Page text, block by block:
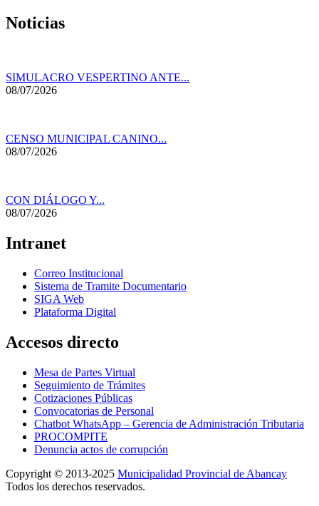
Noticias
SIMULACRO VESPERTINO ANTE...
08/07/2026
CENSO MUNICIPAL CANINO...
08/07/2026
CON DIÁLOGO Y...
08/07/2026
Intranet
Correo Institucional
Sistema de Tramite Documentario
SIGA Web
Plataforma Digital
Accesos directo
Mesa de Partes Virtual
Seguimiento de Trámites
Cotizaciones Públicas
Convocatorias de Personal
Chatbot WhatsApp – Gerencia de Administración Tributaria
PROCOMPITE
Denuncia actos de corrupción
Copyright © 2013-2025 Municipalidad Provincial de Abancay
Todos los derechos reservados.